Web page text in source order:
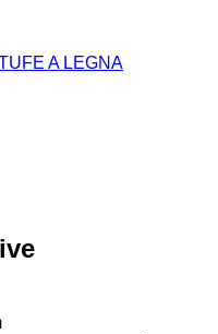
A LEGNA